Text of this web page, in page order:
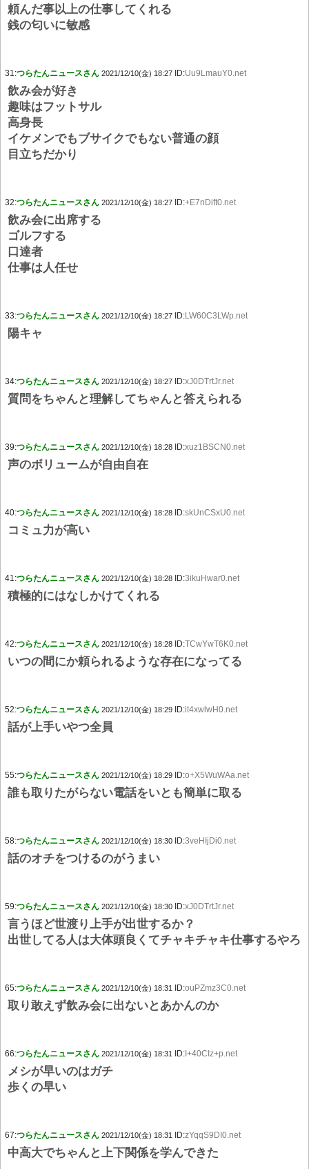
頼んだ事以上の仕事してくれる
銭の匂いに敏感
31:つらたんニュースさん 2021/12/10(金) 18:27 ID:Uu9LmauY0.net
飲み会が好き
趣味はフットサル
高身長
イケメンでもブサイクでもない普通の顔
目立ちだかり
32:つらたんニュースさん 2021/12/10(金) 18:27 ID:+E7nDift0.net
飲み会に出席する
ゴルフする
口達者
仕事は人任せ
33:つらたんニュースさん 2021/12/10(金) 18:27 ID:LW60C3LWp.net
陽キャ
34:つらたんニュースさん 2021/12/10(金) 18:27 ID:xJ0DTrtJr.net
質問をちゃんと理解してちゃんと答えられる
39:つらたんニュースさん 2021/12/10(金) 18:28 ID:xuz1BSCN0.net
声のボリュームが自由自在
40:つらたんニュースさん 2021/12/10(金) 18:28 ID:skUnCSxU0.net
コミュ力が高い
41:つらたんニュースさん 2021/12/10(金) 18:28 ID:3ikuHwar0.net
積極的にはなしかけてくれる
42:つらたんニュースさん 2021/12/10(金) 18:28 ID:TCwYwT6K0.net
いつの間にか頼られるような存在になってる
52:つらたんニュースさん 2021/12/10(金) 18:29 ID:it4xwlwH0.net
話が上手いやつ全員
55:つらたんニュースさん 2021/12/10(金) 18:29 ID:o+X5WuWAa.net
誰も取りたがらない電話をいとも簡単に取る
58:つらたんニュースさん 2021/12/10(金) 18:30 ID:3veHIjDi0.net
話のオチをつけるのがうまい
59:つらたんニュースさん 2021/12/10(金) 18:30 ID:xJ0DTrtJr.net
言うほど世渡り上手が出世するか？
出世してる人は大体頭良くてチャキチャキ仕事するやろ
65:つらたんニュースさん 2021/12/10(金) 18:31 ID:ouPZmz3C0.net
取り敢えず飲み会に出ないとあかんのか
66:つらたんニュースさん 2021/12/10(金) 18:31 ID: I+40CIz+p.net
メシが早いのはガチ
歩くの早い
67:つらたんニュースさん 2021/12/10(金) 18:31 ID:zYqqS9DI0.net
中高大でちゃんと上下関係を学んできた